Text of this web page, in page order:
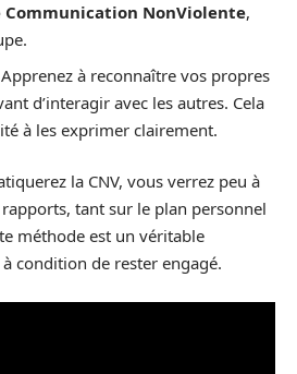
NonViolente,
Apprenez à reconnaître vos propres
d’interagir avec les autres. Cela
à les exprimer clairement.
la CNV, vous verrez peu à
tant sur le plan personnel
méthode est un véritable
condition de rester engagé.